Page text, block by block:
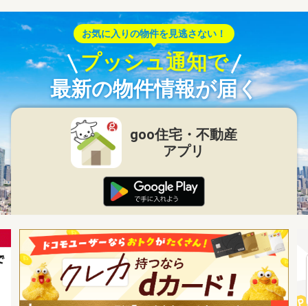
お気に入りの物件を見逃さない！
プッシュ通知で
最新の物件情報が届く
goo住宅・不動産
アプリ